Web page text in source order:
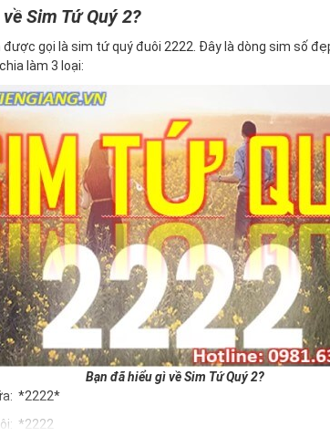
Sim Tứ Quý 2?
được gọi là sim tứ quý đuôi 2222. Đây là dòng sim số
làm 3 loại:
Bạn đã hiểu gì về Sim Tứ Quý 2?
*2222*
*2222